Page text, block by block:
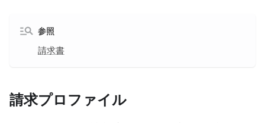
参照
請求書
請求プロファイル